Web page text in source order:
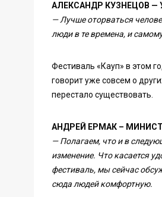
АЛЕКСАНДР КУЗНЕЦОВ —
— Лучше оторваться
люди в те времена, и
Фестиваль «Кауп» в этом
говорит уже совсем о
перестало существовать.
АНДРЕЙ ЕРМАК –
— Полагаем, что и в
изменение. Что касается
фестиваль, мы сейчас
сюда людей комфортную.